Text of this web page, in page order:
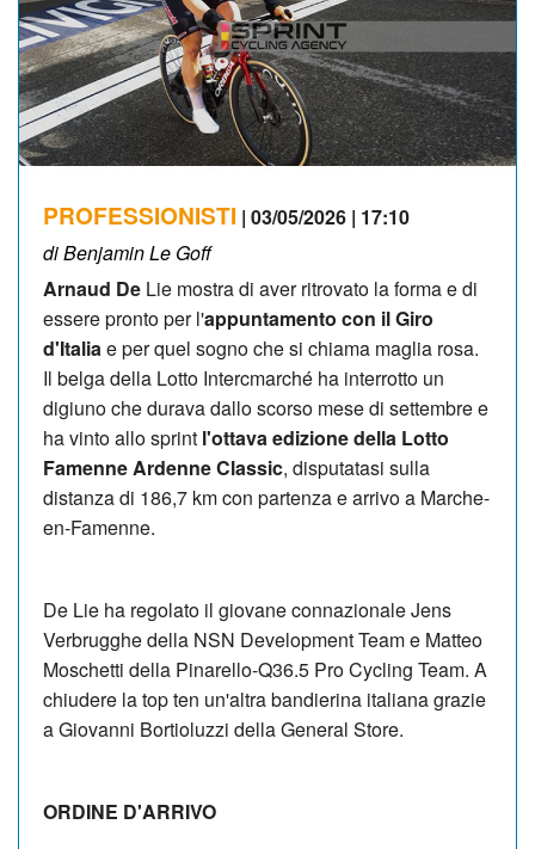
NEWSLETTER
PROFESSIONISTI | 03/05/2026 | 17:10
di Benjamin Le Goff
Arnaud De Lie mostra di aver ritrovato la forma e di
essere pronto per l'appuntamento con il Giro
d'Italiae per quel sogno che si chiama maglia rosa.
Il belga della Lotto Intercmarché ha interrotto un
digiuno che durava dallo scorso mese di settembre e
ha vinto allo sprint l'ottava edizione della Lotto
Famenne Ardenne Classic, disputatasi sulla
distanza di 186,7 km con partenza e arrivo a Marche-
en-Famenne.
De Lie ha regolato il giovane connazionale Jens
Verbrugghe della NSN Development Team e Matteo
Moschetti della Pinarello-Q36.5 Pro Cycling Team. A
chiudere la top ten un'altra bandierina italiana grazie
a Giovanni Bortioluzzi della General Store.
ORDINE D'ARRIVO